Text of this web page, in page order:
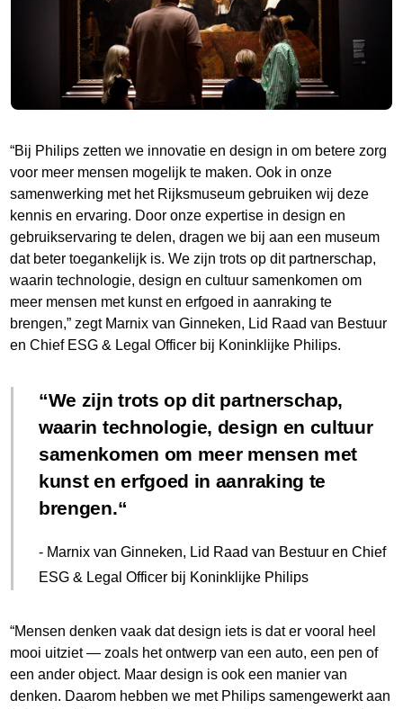
“Bij Philips zetten we innovatie en design in om betere zorg
voor meer mensen mogelijk te maken. Ook in onze
samenwerking met het Rijksmuseum gebruiken wij deze
kennis en ervaring. Door onze expertise in design en
gebruikservaring te delen, dragen we bij aan een museum
dat beter toegankelijk is. We zijn trots op dit partnerschap,
waarin technologie, design en cultuur samenkomen om
meer mensen met kunst en erfgoed in aanraking te
brengen,” zegt Marnix van Ginneken, Lid Raad van Bestuur
en Chief ESG & Legal Officer bij Koninklijke Philips.
We zijn trots op dit partnerschap,
waarin technologie, design en cultuur
samenkomen om meer mensen met
kunst en erfgoed in aanraking te
brengen.
- Marnix van Ginneken, Lid Raad van Bestuur en Chief
ESG & Legal Officer bij Koninklijke Philips
“Mensen denken vaak dat design iets is dat er vooral heel
mooi uitziet — zoals het ontwerp van een auto, een pen of
een ander object. Maar design is ook een manier van
denken. Daarom hebben we met Philips samengewerkt aan